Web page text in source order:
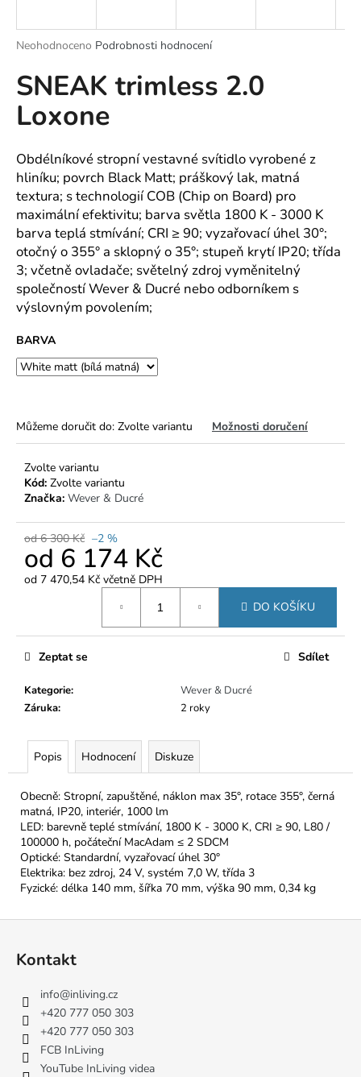
Průměrné
produktu
je
0,0
z
hvězdiček.
Neohodnoceno Podrobnosti hodnocení
SNEAK trimless 2.0
Loxone
Obdélníkové stropní vestavné svítidlo vyrobené z
hliníku; povrch Black Matt; práškový lak, matná
textura; s technologií COB (Chip on Board) pro
maximální efektivitu; barva světla 1800 K - 3000 K
barva teplá stmívání; CRI ≥ 90; vyzařovací úhel 30°;
otočný o 355° a sklopný o 35°; stupeň krytí IP20; třída
3; včetně ovladače; světelný zdroj vyměnitelný
společností Wever & Ducré nebo odborníkem s
výslovným povolením;
BARVA
Můžeme doručit do: Zvolte variantu Možnosti doručení
Zvolte variantu
Kód: Zvolte variantu
Značka: Wever & Ducré
od 6 300 Kč –2 %
od 6 174 Kč
od 7 470,54 Kč včetně DPH
DO KOŠÍKU
Kategorie:
Wever & Ducré
Záruka: 2 roky
Zeptat se Sdílet
Popis Hodnocení Diskuze
Obecně: Stropní, zapuštěné, náklon max 35°, rotace 355°, černá
matná, IP20, interiér, 1000 lm
LED: barevně teplé stmívání, 1800 K - 3000 K, CRI ≥ 90, L80 /
100000 h, počáteční MacAdam ≤ 2 SDCM
Optické: Standardní, vyzařovací úhel 30°
Elektrika: bez zdroj, 24 V, systém 7,0 W, třída 3
Fyzické: délka 140 mm, šířka 70 mm, výška 90 mm, 0,34 kg
j
t
?
HLEDAT
D
o
p
o
u
č
u
m
Kontakt
info@inliving.cz
+420 777 050 303
+420 777 050 303
FCB InLiving
YouTube InLiving videa